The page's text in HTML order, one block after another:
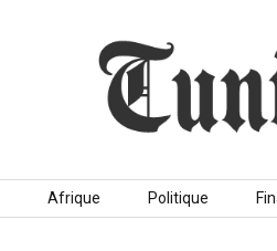
Afrique Politique